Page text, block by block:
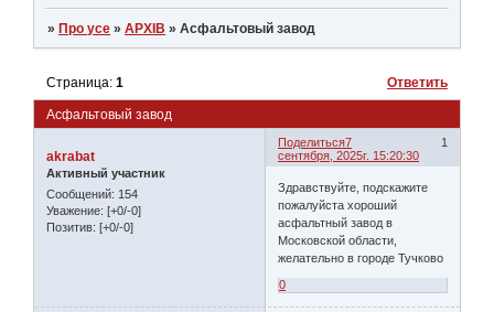
» Про усе »АРХІВ »Асфальтовый завод
Асфальтовый завод
Страница:1 Ответить
Поделиться 1
7
сентября, 2025г. 15:20:30
akrabat
Активный участник
Сообщений: 154
Уважение: [+0/-0]
Позитив: [+0/-0]
Здравствуйте, подскажите
пожалуйста хороший
асфальтный завод в
Московской области,
желательно в городе Тучково
0